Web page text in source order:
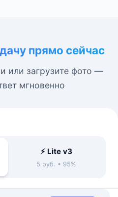
прямо сейчас
или загрузите фото —
мгновенно
⚡ Lite v3
5 руб. • 95%